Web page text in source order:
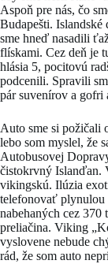
Aspoň pre nás, čo
Budapešti.
sme hneď nasadili
flískami. Cez deň je
hlásia 5, pocitovú
podcenili. Spravili
pár suvenírov a gofri
Auto sme si požičali
lebo som myslel, že
Autobusovej
čistokrvný Islanďan.
vikingskú. Ilúzia
telefonovať
nabehaných cez 370
preliačina. Viking
vyslovene nebude
rád, že som auto